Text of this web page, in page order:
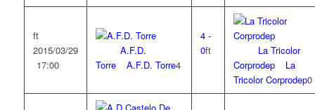
ft
2015/03/29
17:00
A.F.D.
Torre
A.F.D. Torre4
4-
0ft
La Tricolor
Corprodep
La
Tricolor Corprodep0